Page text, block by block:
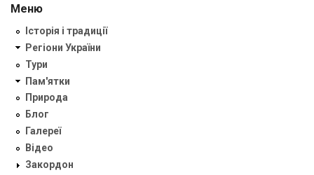
Меню
Історія і традиції
Регіони України
Тури
Пам'ятки
Природа
Блог
Галереї
Відео
Закордон